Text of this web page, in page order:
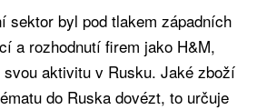
sektor byl pod tlakem západních
a rozhodnutí firem jako H&M,
aktivitu v Rusku. Jaké zboží
do Ruska dovézt, to určuje